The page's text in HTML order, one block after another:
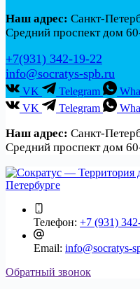
Наш адрес: Санкт-
Средний проспект дом
+7(931) 342-19-22
info@socratys-spb.ru
VK Telegram
VK
Telegram
Наш адрес: Санкт-
Средний проспект дом
Телефон: +7 (931)
Email: info@socratys-
Обратный звонок